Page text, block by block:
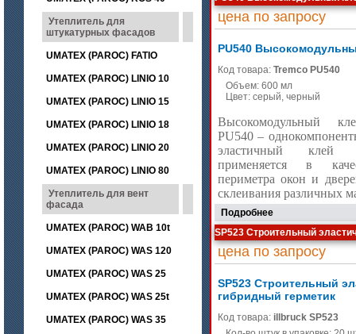
Утеплитель для
штукатурных фасадов
UMATEX (PAROC) FATIO
UMATEX (PAROC) LINIO 10
UMATEX (PAROC) LINIO 15
UMATEX (PAROC) LINIO 18
UMATEX (PAROC) LINIO 20
UMATEX (PAROC) LINIO 80
Утеплитель для вент
фасада
UMATEX (PAROC) WAB 10t
UMATEX (PAROC) WAS 120
UMATEX (PAROC) WAS 25
UMATEX (PAROC) WAS 25t
UMATEX (PAROC) WAS 35
цена по запросу
PU540
Код товара: Tremco PU540
Объем: 600 мл
Цвет: серый, черный
Высокомодульный
PU540 –
эластичный
применяется в
периметра окон и
склеивания различных
Подробнее
SP523 Строительный
цена по запросу
SP523 Строительный
гибридный герметик
Код товара: illbruck SP523